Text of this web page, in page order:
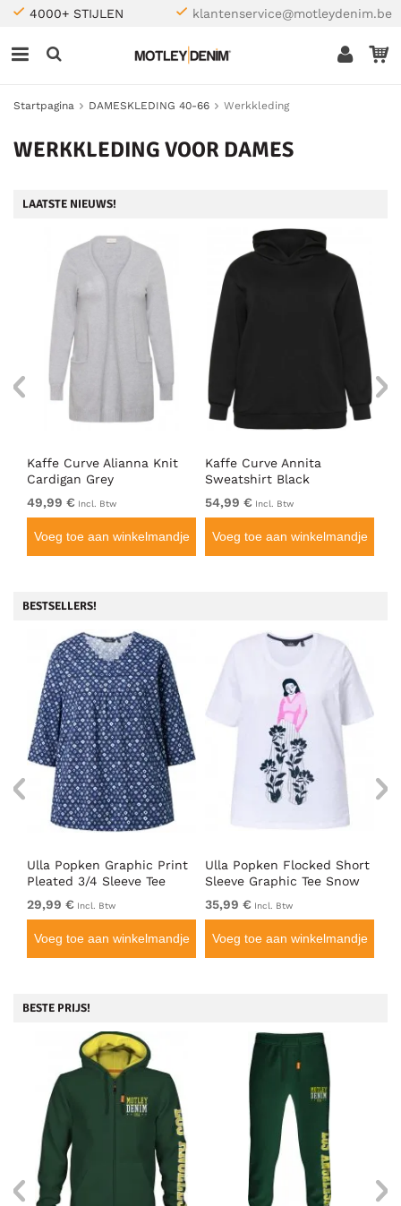
4000+ STIJLEN klantenservice@motleydenim.be
Startpagina DAMESKLEDING 40-66 Werkkleding
WERKKLEDING VOOR DAMES
LAATSTE NIEUWS!
Kaffe Curve Alianna Knit
Cardigan Grey
49,99 € Incl. Btw
Voeg toe aan winkelmandje
Kaffe Curve Annita
Sweatshirt Black
54,99 € Incl. Btw
Voeg toe aan winkelmandje
BESTSELLERS!
Ulla Popken Graphic Print
Pleated 3/4 Sleeve Tee
Blue
29,99 € Incl. Btw
Voeg toe aan winkelmandje
Ulla Popken Flocked Short
Sleeve Graphic Tee Snow
White
35,99 € Incl. Btw
Voeg toe aan winkelmandje
BESTE PRIJS!